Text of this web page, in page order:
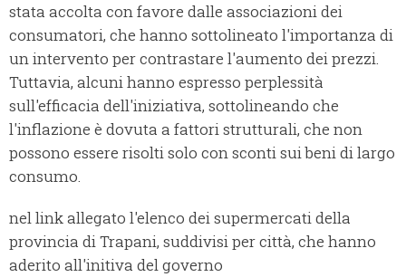
stata accolta con favore dalle associazioni dei
consumatori, che hanno sottolineato l'importanza di
un intervento per contrastare l'aumento dei prezzi.
Tuttavia, alcuni hanno espresso perplessità
sull'efficacia dell'iniziativa, sottolineando che
l'inflazione è dovuta a fattori strutturali, che non
possono essere risolti solo con sconti sui beni di largo
consumo.
nel link allegato l'elenco dei supermercati della
provincia di Trapani, suddivisi per città, che hanno
aderito all'initiva del governo